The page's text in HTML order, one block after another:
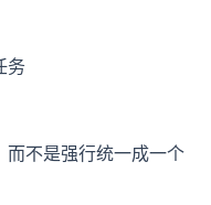
务
而不是强行统一成一个